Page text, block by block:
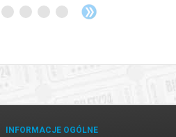
INFORMACJE OGÓLNE